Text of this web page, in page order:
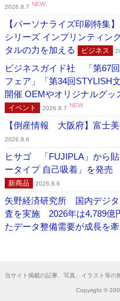
2026.8.7 NEW
【パーソナライズ印刷特
シリーズ インプリンティ
タルの力を加える
ビジネス
ビジネスガイド社 「第67
フェア」「第34回STYLISH
開催 OEMやオリジナルグッ
イベント 2026.8.7 NEW
【倒産情報 大阪府】富士
2026.8.6
ヒサゴ 「FUJIPLA」から
ータイプ 自己吸着」を発
新商品 2026.8.6
矢野経済研究所 国内デジ
査を実施 2026年は4,789億
たデータ整備需要が成長を牽
当サイト掲載の記事、写真、イラスト等の
Copyright ©